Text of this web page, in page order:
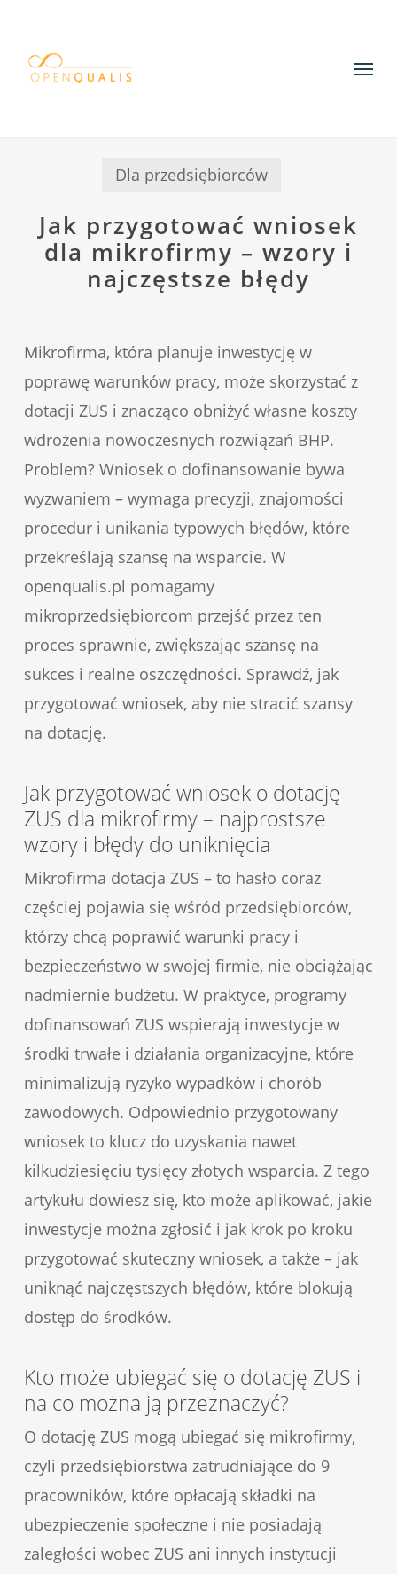
main
Menu
Dla przedsiębiorców
Jak przygotować wniosek
dla mikrofirmy – wzory i
najczęstsze błędy
Mikrofirma, która planuje inwestycję w
poprawę warunków pracy, może skorzystać z
dotacji ZUS i znacząco obniżyć własne koszty
wdrożenia nowoczesnych rozwiązań BHP.
Problem? Wniosek o dofinansowanie bywa
wyzwaniem – wymaga precyzji, znajomości
procedur i unikania typowych błędów, które
przekreślają szansę na wsparcie. W
openqualis.pl pomagamy
mikroprzedsiębiorcom przejść przez ten
proces sprawnie, zwiększając szansę na
sukces i realne oszczędności. Sprawdź, jak
przygotować wniosek, aby nie stracić szansy
na dotację.
Jak przygotować wniosek o dotację
ZUS dla mikrofirmy – najprostsze
wzory i błędy do uniknięcia
Mikrofirma dotacja ZUS – to hasło coraz
częściej pojawia się wśród przedsiębiorców,
którzy chcą poprawić warunki pracy i
bezpieczeństwo w swojej firmie, nie obciążając
nadmiernie budżetu. W praktyce, programy
dofinansowań ZUS wspierają inwestycje w
środki trwałe i działania organizacyjne, które
minimalizują ryzyko wypadków i chorób
zawodowych. Odpowiednio przygotowany
wniosek to klucz do uzyskania nawet
kilkudziesięciu tysięcy złotych wsparcia. Z tego
artykułu dowiesz się, kto może aplikować, jakie
inwestycje można zgłosić i jak krok po kroku
przygotować skuteczny wniosek, a także – jak
uniknąć najczęstszych błędów, które blokują
dostęp do środków.
Kto może ubiegać się o dotację ZUS i
na co można ją przeznaczyć?
O dotację ZUS mogą ubiegać się mikrofirmy,
czyli przedsiębiorstwa zatrudniające do 9
pracowników, które opłacają składki na
ubezpieczenie społeczne i nie posiadają
zaległości wobec ZUS ani innych instytucji